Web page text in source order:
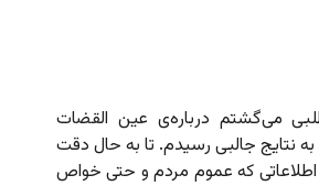
می‌گشتم درباره‌ی عین القضات
نتایج جالبی رسیدم. تا به حال دقت
اطلاعاتی که عموم مردم و حتی خواص